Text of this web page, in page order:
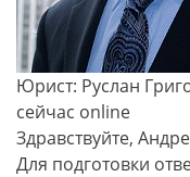
Юрист: Руслан
сейчас online
Здравствуйте,
Для подготовки